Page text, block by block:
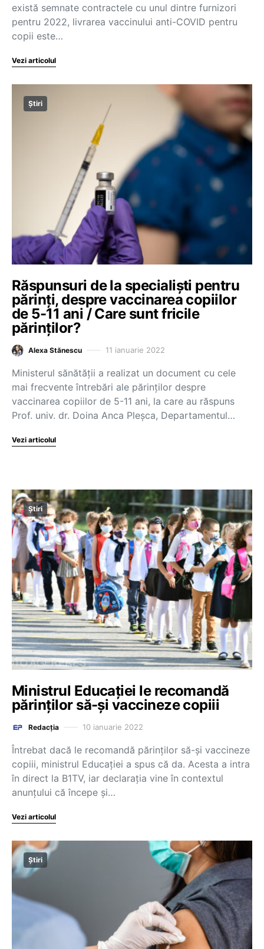
există semnate contractele cu unul dintre furnizori
pentru 2022, livrarea vaccinului anti-COVID pentru
copii este…
Vezi articolul
Știri
Răspunsuri de la specialiști pentru
părinți, despre vaccinarea copiilor
de 5-11 ani / Care sunt fricile
părinților?
Alexa Stănescu 11 ianuarie 2022
Ministerul sănătății a realizat un document cu cele
mai frecvente întrebări ale părinților despre
vaccinarea copiilor de 5-11 ani, la care au răspuns
Prof. univ. dr. Doina Anca Pleșca, Departamentul…
Vezi articolul
Știri
Ministrul Educației le recomandă
părinților să-și vaccineze copiii
Redacția 10 ianuarie 2022
Întrebat dacă le recomandă părinților să-și vaccineze
copiii, ministrul Educației a spus că da. Acesta a intra
în direct la B1TV, iar declarația vine în contextul
anunțului că începe și…
Vezi articolul
Știri